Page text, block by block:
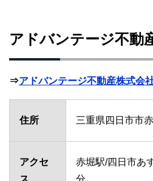
アドバンテージ不動
⇒アドバンテージ不動産株式会
住所 三重県四日市市
アクセ
ス
赤堀駅/四日市あ
分